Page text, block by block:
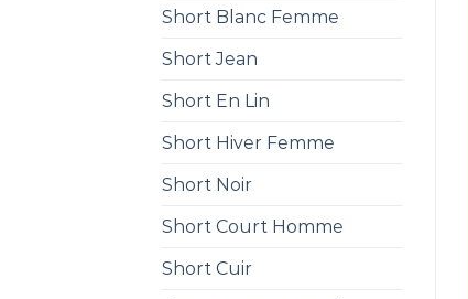
Short Blanc Femme
Short Jean
Short En Lin
Short Hiver Femme
Short Noir
Short Court Homme
Short Cuir